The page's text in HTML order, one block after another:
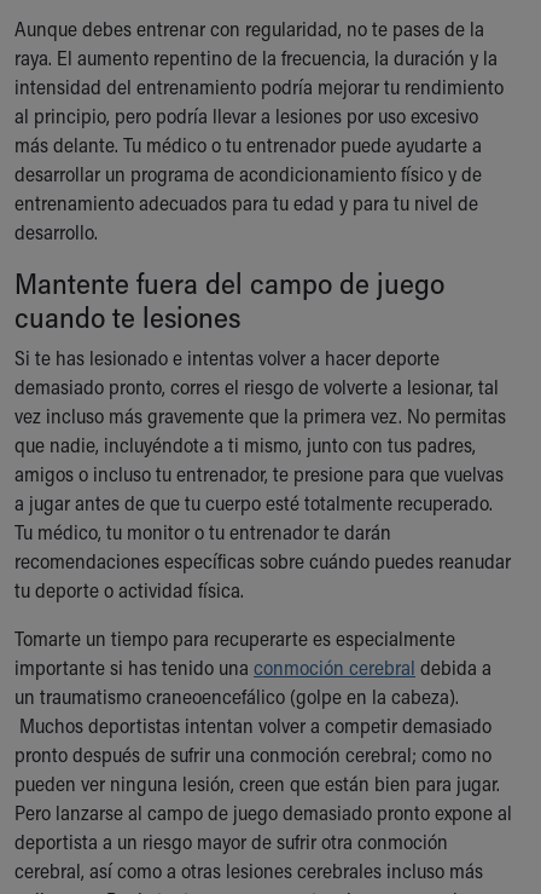
Aunque debes entrenar con regularidad, no te pases de la
raya. El aumento repentino de la frecuencia, la duración y la
intensidad del entrenamiento podría mejorar tu rendimiento
al principio, pero podría llevar a lesiones por uso excesivo
más delante. Tu médico o tu entrenador puede ayudarte a
desarrollar un programa de acondicionamiento físico y de
entrenamiento adecuados para tu edad y para tu nivel de
desarrollo.
Mantente fuera del campo de juego
cuando te lesiones
Si te has lesionado e intentas volver a hacer deporte
demasiado pronto, corres el riesgo de volverte a lesionar, tal
vez incluso más gravemente que la primera vez. No permitas
que nadie, incluyéndote a ti mismo, junto con tus padres,
amigos o incluso tu entrenador, te presione para que vuelvas
a jugar antes de que tu cuerpo esté totalmente recuperado.
Tu médico, tu monitor o tu entrenador te darán
recomendaciones específicas sobre cuándo puedes reanudar
tu deporte o actividad física.
Tomarte un tiempo para recuperarte es especialmente
importante si has tenido una conmoción cerebral debida a
un traumatismo craneoencefálico (golpe en la cabeza).
Muchos deportistas intentan volver a competir demasiado
pronto después de sufrir una conmoción cerebral; como no
pueden ver ninguna lesión, creen que están bien para jugar.
Pero lanzarse al campo de juego demasiado pronto expone al
deportista a un riesgo mayor de sufrir otra conmoción
cerebral, así como a otras lesiones cerebrales incluso más